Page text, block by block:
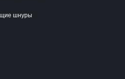
шнуры